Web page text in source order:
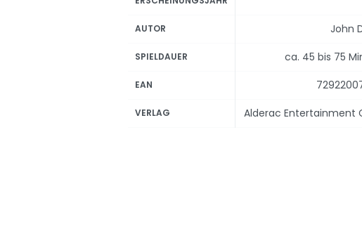
AUTOR John
SPIELDAUER ca. 45 bis 75
EAN
VERLAG Alderac Entertainment